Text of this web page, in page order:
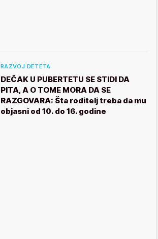
RAZVOJ DETETA
DEČAK U PUBERTETU SE STIDI DA
PITA, A O TOME MORA DA SE
RAZGOVARA: Šta roditelj treba da mu
objasni od 10. do 16. godine